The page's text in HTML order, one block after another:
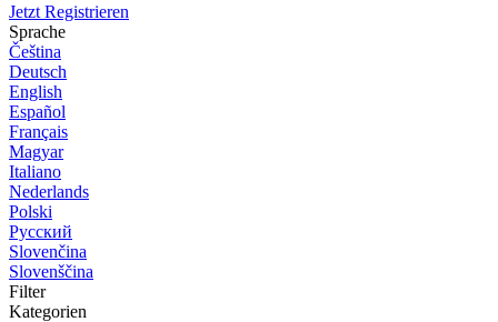
Jetzt Registrieren
Sprache
Čeština
Deutsch
English
Español
Français
Magyar
Italiano
Nederlands
Polski
Русский
Slovenčina
Slovenščina
Filter
Kategorien